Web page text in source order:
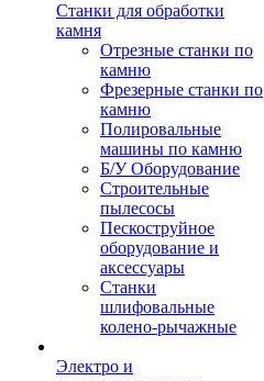
Станки для обработки
камня
Отрезные станки по
камню
Фрезерные станки по
камню
Полировальные
машины по камню
Б/У Оборудование
Строительные
пылесосы
Пескоструйное
оборудование и
аксессуары
Станки
шлифовальные
колено-рычажные
Электро и